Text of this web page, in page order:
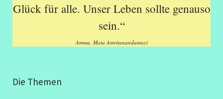
Glück für alle. Unser Leben sollte genauso
sein.“
Amma, Mata Amritanandamayi
Die Themen